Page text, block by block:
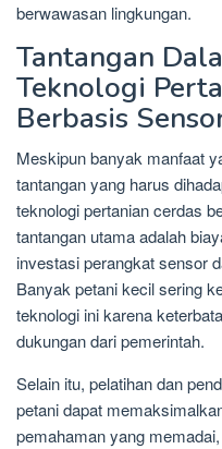
berwawasan lingkungan.
Tantangan
Teknologi
Berbasis
Meskipun banyak manfaat
tantangan yang harus
teknologi pertanian cerdas
tantangan utama adalah
investasi perangkat sensor
Banyak petani kecil sering
teknologi ini karena
dukungan dari pemerintah.
Selain itu, pelatihan dan
petani dapat
pemahaman yang